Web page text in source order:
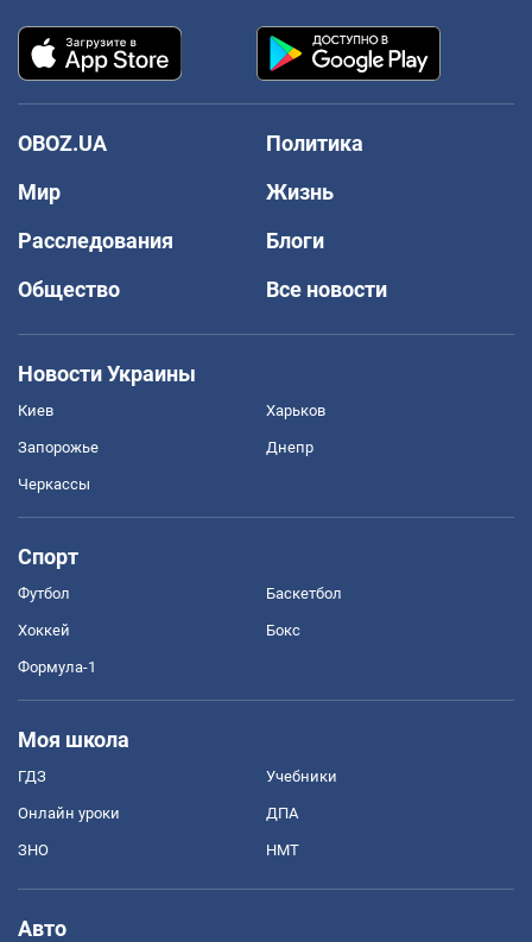
OBOZ.UA
Политика
Мир
Жизнь
Расследования
Блоги
Общество
Все новости
Новости Украины
Киев Харьков
Запорожье Днепр
Черкассы
Спорт
Футбол Баскетбол
Хоккей Бокс
Формула-1
Моя школа
ГДЗ Учебники
Онлайн уроки ДПА
ЗНО НМТ
Авто